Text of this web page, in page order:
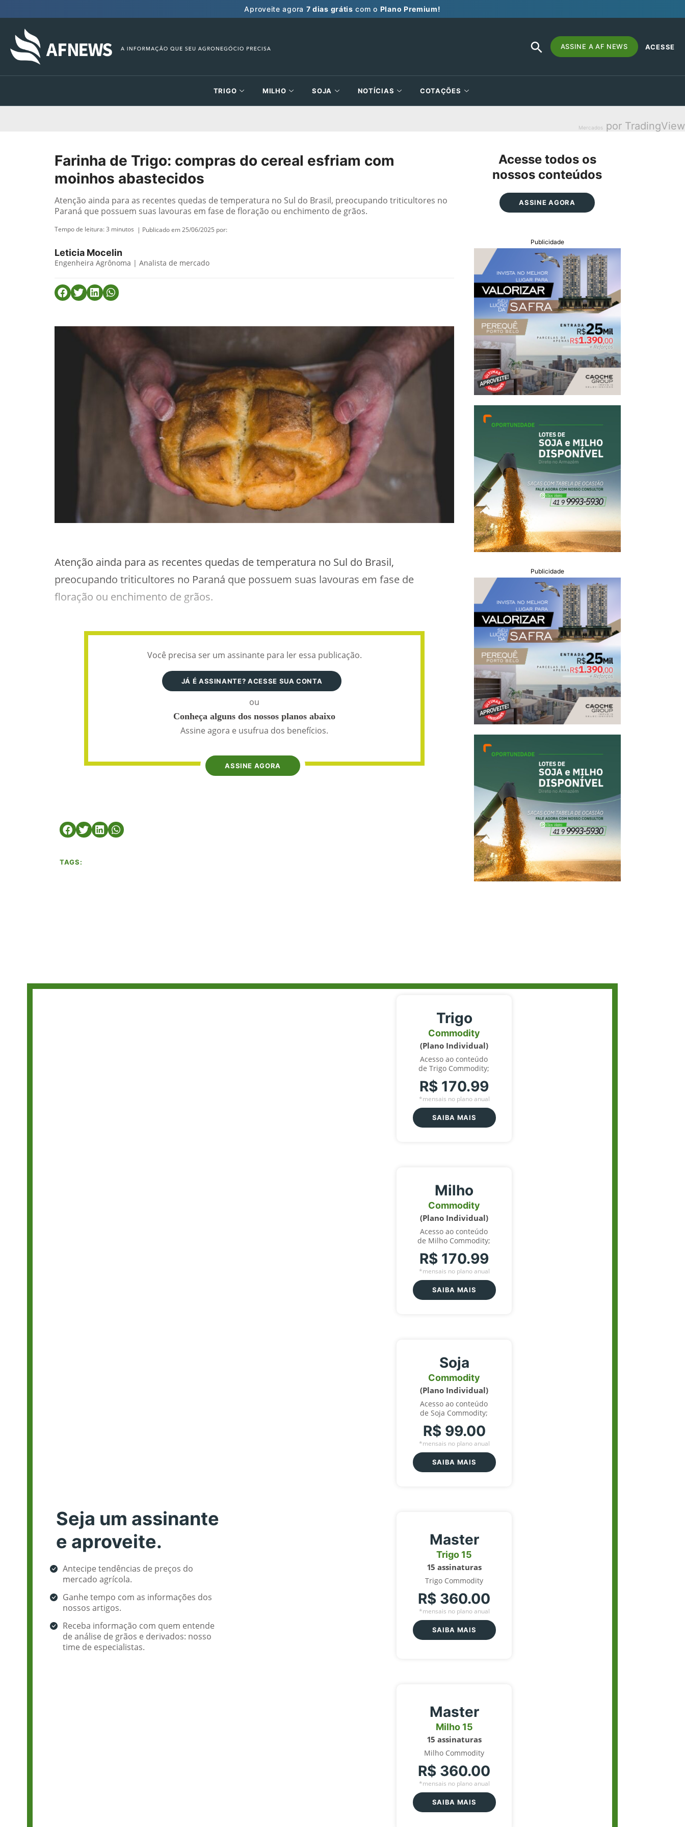
Aproveite agora 7 dias grátis com o Plano Premium!
Search
for:
SEARCH
BUTTON
ASSINE A AF NEWS ACESSE
TRIGO MILHO SOJA NOTÍCIAS COTAÇÕES
Mercados por TradingView
Farinha de Trigo: compras do cereal esfriam com
moinhos abastecidos
Atenção ainda para as recentes quedas de temperatura no Sul do Brasil, preocupando triticultores no
Paraná que possuem suas lavouras em fase de floração ou enchimento de grãos.
Tempo de leitura:3 minutos | Publicado em 25/06/2025 por:
Leticia Mocelin
Engenheira Agrônoma | Analista de mercado
Atenção ainda para as recentes quedas de temperatura no Sul do Brasil,
preocupando triticultores no Paraná que possuem suas lavouras em fase de
floração ou enchimento de grãos.
Você precisa ser um assinante para ler essa publicação.
JÁ É ASSINANTE? ACESSE SUA CONTA
ou
Conheça alguns dos nossos planos abaixo
Assine agora e usufrua dos benefícios.
ASSINE AGORA
TAGS:
Acesse todos os
nossos conteúdos
ASSINE AGORA
Publicidade
Publicidade
Seja um assinante
e aproveite.
Antecipe tendências de preços do
mercado agrícola.
Ganhe tempo com as informações dos
nossos artigos.
Receba informação com quem entende
de análise de grãos e derivados: nosso
time de especialistas.
Trigo
Commodity
(Plano Individual)
Acesso ao conteúdo
de Trigo Commodity;
R$ 170.99
*mensais no plano anual
SAIBA MAIS
Milho
Commodity
(Plano Individual)
Acesso ao conteúdo
de Milho Commodity;
R$ 170.99
*mensais no plano anual
SAIBA MAIS
Soja
Commodity
(Plano Individual)
Acesso ao conteúdo
de Soja Commodity;
R$ 99.00
*mensais no plano anual
SAIBA MAIS
Master
Trigo 15
15 assinaturas
Trigo Commodity
R$ 360.00
*mensais no plano anual
SAIBA MAIS
Master
Milho 15
15 assinaturas
Milho Commodity
R$ 360.00
*mensais no plano anual
SAIBA MAIS